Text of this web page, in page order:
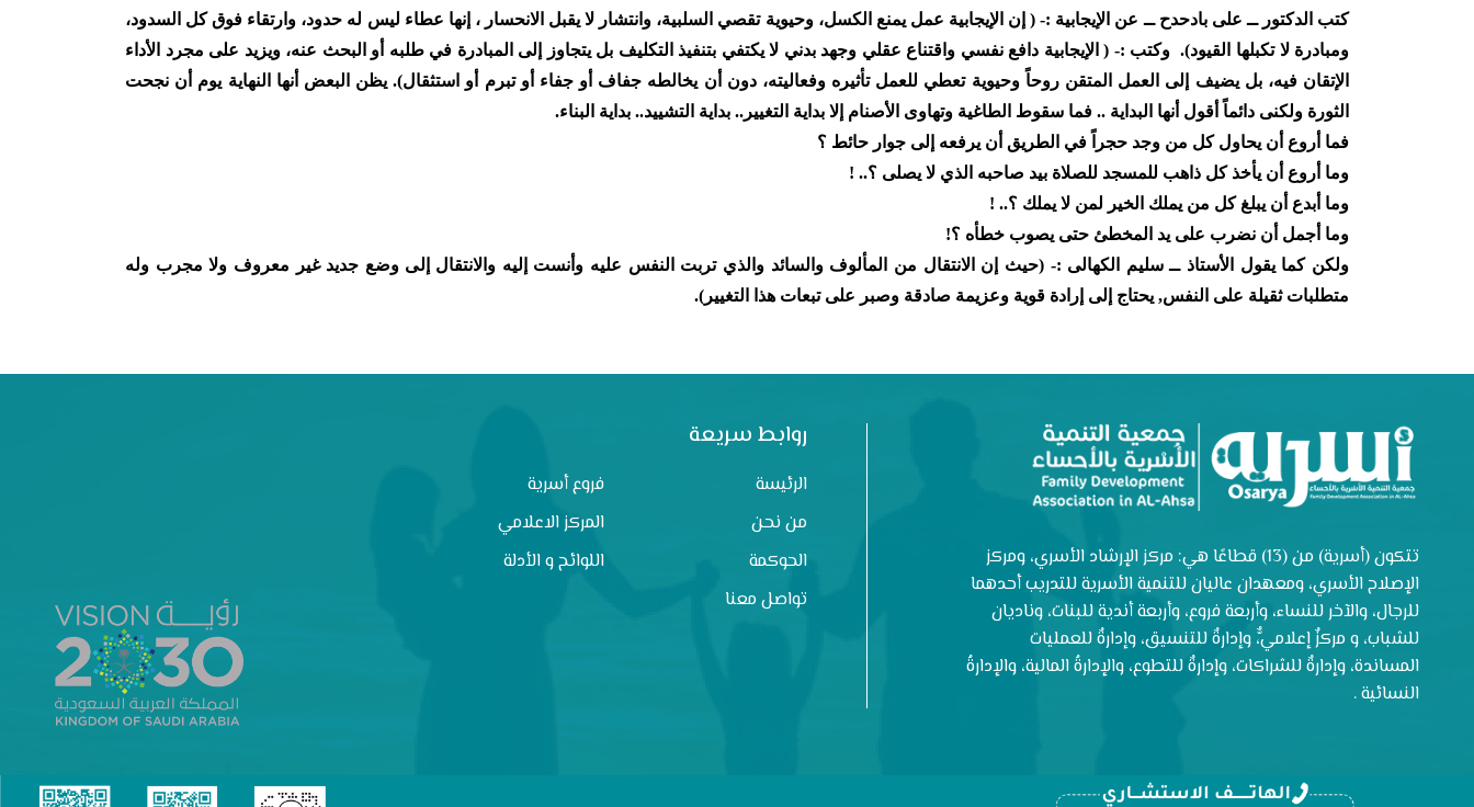
كتب الدكتور ــ على بادحدح ــ عن الإيجابية :- ( إن الإيجابية عمل يمنع الكسل، وحيوية تقصي السلبية، وانتشار لا يقبل الانحسار ، إنها عطاء ليس له حدود، وارتقاء فوق كل السدود،
ومبادرة لا تكبلها القيود). وكتب :- ( الإيجابية دافع نفسي واقتناع عقلي وجهد بدني لا يكتفي بتنفيذ التكليف بل يتجاوز إلى المبادرة في طلبه أو البحث عنه، ويزيد على مجرد الأداء
الإتقان فيه، بل يضيف إلى العمل المتقن روحاً وحيوية تعطي للعمل تأثيره وفعاليته، دون أن يخالطه جفاف أو جفاء أو تبرم أو استثقال). يظن البعض أنها النهاية يوم أن نجحت
الثورة ولكنى دائماً أقول أنها البداية .. فما سقوط الطاغية وتهاوى الأصنام إلا بداية التغيير.. بداية التشييد.. بداية البناء.
فما أروع أن يحاول كل من وجد حجراً في الطريق أن يرفعه إلى جوار حائط ؟
وما أروع أن يأخذ كل ذاهب للمسجد للصلاة بيد صاحبه الذي لا يصلى ؟! ..
وما أبدع أن يبلغ كل من يملك الخير لمن لا يملك ؟! ..
وما أجمل أن نضرب على يد المخطئ حتى يصوب خطأه ؟!
ولكن كما يقول الأستاذ ــ سليم الكهالى :- (حيث إن الانتقال من المألوف والسائد والذي تربت النفس عليه وأنست إليه والانتقال إلى وضع جديد غير معروف ولا مجرب وله
متطلبات ثقيلة على النفس, يحتاج إلى إرادة قوية وعزيمة صادقة وصبر على تبعات هذا التغيير ).
تتكون (أسرية) من (13) قطاعًا هي: مركز الإرشاد الأسري، ومركز
الإصلاح الأسري، ومعهدان عاليان للتنمية الأسرية للتدريب أحدهما
للرجال، والآخر للنساء، وأربعة فروع، وأربعة أندية للبنات، وناديان
للشباب، و مركزٌ إعلاميٌّ، وإدارةٌ للتنسيق، وإدارةٌ للعمليات
المساندة، وإدارةٌ للشراكات، وإدارةٌ للتطوع، والإدارةُ المالية، والإدارةُ
النسائية .
روابط سريعة
الرئيسة
فروع أسرية
من نحن
المركز الاعلامي
الحوكمة
اللوائح و الأدلة
تواصل معنا